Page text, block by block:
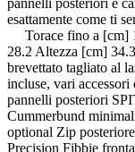
esattamente come ti
Torace fino a
28.2 Altezza [cm]
brevettato tagliato al
incluse, vari
pannelli posteriori
Cummerbund
optional Zip
Precision Fibbie